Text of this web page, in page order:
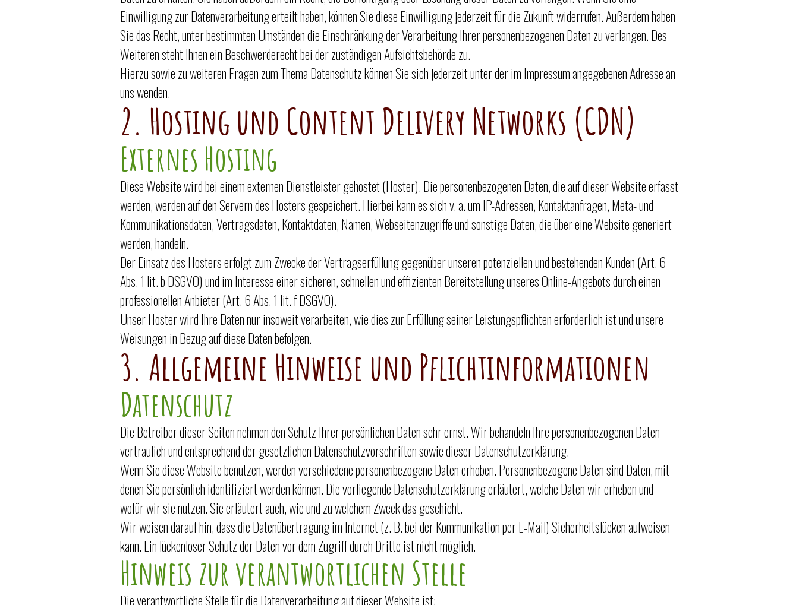
Einwilligung zur Datenverarbeitung erteilt haben, können Sie diese Einwilligung jederzeit für die Zukunft widerrufen. Außerdem haben
Sie das Recht, unter bestimmten Umständen die Einschränkung der Verarbeitung Ihrer personenbezogenen Daten zu verlangen. Des
Weiteren steht Ihnen ein Beschwerderecht bei der zuständigen Aufsichtsbehörde zu.
Hierzu sowie zu weiteren Fragen zum Thema Datenschutz können Sie sich jederzeit unter der im Impressum angegebenen Adresse an
uns wenden.
2. Hosting und Content Delivery Networks (CDN)
Externes Hosting
Diese Website wird bei einem externen Dienstleister gehostet (Hoster). Die personenbezogenen Daten, die auf dieser Website erfasst
werden, werden auf den Servern des Hosters gespeichert. Hierbei kann es sich v. a. um IP-Adressen, Kontaktanfragen, Meta- und
Kommunikationsdaten, Vertragsdaten, Kontaktdaten, Namen, Webseitenzugriffe und sonstige Daten, die über eine Website generiert
werden, handeln.
Der Einsatz des Hosters erfolgt zum Zwecke der Vertragserfüllung gegenüber unseren potenziellen und bestehenden Kunden (Art. 6
Abs. 1 lit. b DSGVO) und im Interesse einer sicheren, schnellen und effizienten Bereitstellung unseres Online-Angebots durch einen
professionellen Anbieter (Art. 6 Abs. 1 lit. f DSGVO).
Unser Hoster wird Ihre Daten nur insoweit verarbeiten, wie dies zur Erfüllung seiner Leistungspflichten erforderlich ist und unsere
Weisungen in Bezug auf diese Daten befolgen.
3. Allgemeine Hinweise und Pflichtinformationen
Datenschutz
Die Betreiber dieser Seiten nehmen den Schutz Ihrer persönlichen Daten sehr ernst. Wir behandeln Ihre personenbezogenen Daten
vertraulich und entsprechend der gesetzlichen Datenschutzvorschriften sowie dieser Datenschutzerklärung.
Wenn Sie diese Website benutzen, werden verschiedene personenbezogene Daten erhoben. Personenbezogene Daten sind Daten, mit
denen Sie persönlich identifiziert werden können. Die vorliegende Datenschutzerklärung erläutert, welche Daten wir erheben und
wofür wir sie nutzen. Sie erläutert auch, wie und zu welchem Zweck das geschieht.
Wir weisen darauf hin, dass die Datenübertragung im Internet (z. B. bei der Kommunikation per E-Mail) Sicherheitslücken aufweisen
kann. Ein lückenloser Schutz der Daten vor dem Zugriff durch Dritte ist nicht möglich.
Hinweis zur verantwortlichen Stelle
Die verantwortliche Stelle für die Datenverarbeitung auf dieser Website ist: